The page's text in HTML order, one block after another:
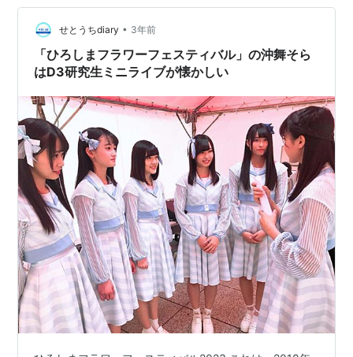
衣姿の人たちでにぎわったというニュースがありまし
た。 「とうかさん」は広島市中区の圓隆寺にまつられる
「稲荷大明神」が年に１度公開されるのにあわせて開か
れる祭りで、400年以上続いて…
せとうちdiary • 3年前
「ひろしまフラワーフェスティバル」の沖舞そら
はD3研究生ミニライブが懐かしい